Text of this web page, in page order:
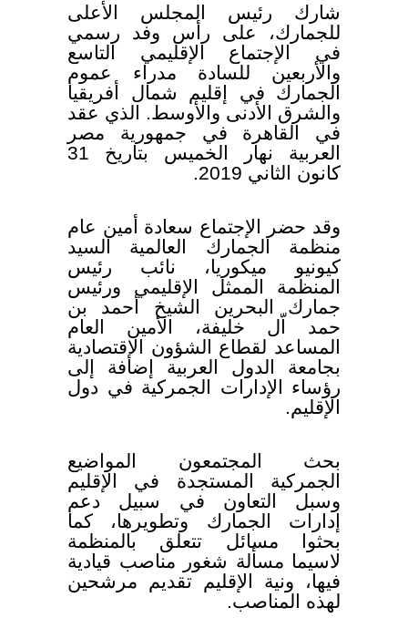
شارك رئيس المجلس الأعلى
للجمارك، على رأس وفد رسمي
في الإجتماع الإقليمي التاسع
والأربعين للسادة مدراء عموم
الجمارك في إقليم شمال أفريقيا
والشرق الأدنى والأوسط. الذي عقد
في القاهرة في جمهورية مصر
العربية نهار الخميس بتاريخ 31
كانون الثاني 2019.
وقد حضر الإجتماع سعادة أمين عام
منظمة الجمارك العالمية السيد
كيونيو ميكوريا، نائب رئيس
المنظمة الممثل الإقليمي ورئيس
جمارك البحرين الشيخ أحمد بن
حمد اّل خليفة، الأمين العام
المساعد لقطاع الشؤون الإقتصادية
بجامعة الدول العربية إضافة إلى
رؤساء الإدارات الجمركية في دول
الإقليم.
بحث المجتمعون المواضيع
الجمركية المستجدة في الإقليم
وسبل التعاون في سبيل دعم
إدارات الجمارك وتطويرها، كما
بحثوا مسائل تتعلق بالمنظمة
لاسيما مسألة شغور مناصب قيادية
فيها، ونية الإقليم تقديم مرشحين
لهذه المناصب.